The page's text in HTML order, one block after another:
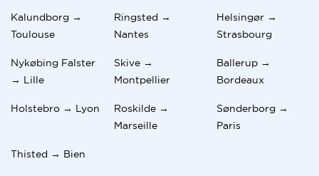
Kalundborg →
Toulouse
Ringsted →
Nantes
Helsingør →
Strasbourg
Nykøbing Falster
→ Lille
Skive →
Montpellier
Ballerup →
Bordeaux
Holstebro → Lyon
Roskilde →
Marseille
Sønderborg →
Paris
Thisted → Bien